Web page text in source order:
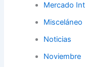
Mercado
Misceláneo
Noticias
Noviembre